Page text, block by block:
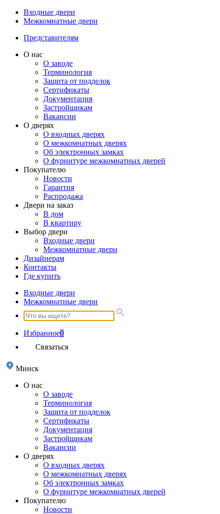
Входные двери
Межкомнатные двери
Представителям
О нас
О заводе
Терминология
Защита от подделок
Сертификаты
Документация
Застройщикам
Вакансии
О дверях
О входных дверях
О межкомнатных дверях
Об электронных замках
О фурнитуре межкомнатных дверей
Покупателю
Новости
Гарантия
Распродажа
Двери на заказ
В дом
В квартиру
Выбор двери
Входные двери
Межкомнатные двери
Дизайнерам
Контакты
Где купить
Входные двери
Межкомнатные двери
Избранное0
Связаться
Минск
О нас
О заводе
Терминология
Защита от подделок
Сертификаты
Документация
Застройщикам
Вакансии
О дверях
О входных дверях
О межкомнатных дверях
Об электронных замках
О фурнитуре межкомнатных дверей
Покупателю
Новости